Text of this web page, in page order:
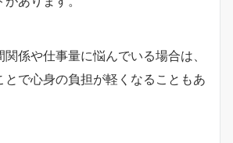
係や仕事量に悩んでいる場合は、
とで心身の負担が軽くなることもあ